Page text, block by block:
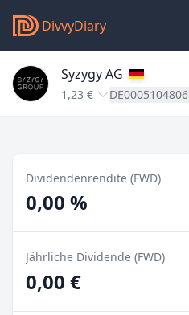
DivvyDiary
Syzygy AG
1,23 € DE0005104806
Dividendenrendite (FWD)
0,00 %
Jährliche Dividende (FWD)
0,00 €